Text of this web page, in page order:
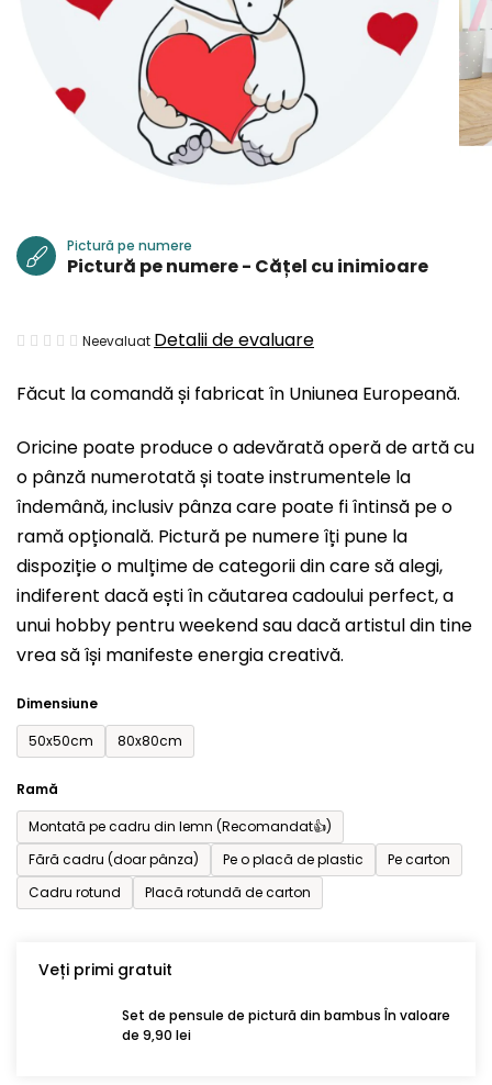
Făcut la comandă și fabricat în Uniunea Europeană.
Oricine poate produce o adevărată operă de artă cu
o pânză numerotată și toate instrumentele la
îndemână, inclusiv pânza care poate fi întinsă pe o
ramă opțională. Pictură pe numere îți pune la
dispoziție o mulțime de categorii din care să alegi,
indiferent dacă ești în căutarea cadoului perfect, a
unui hobby pentru weekend sau dacă artistul din tine
vrea să își manifeste energia creativă.
Dimensiune
50x50cm
80x80cm
Ramă
Montată pe cadru din lemn (Recomandat👍)
Fără cadru (doar pânza)
Pe o placă de plastic
Pe carton
Cadru rotund
Placă rotundă de carton
Veți primi gratuit
Set de pensule de pictură din bambus În valoare
de 9,90 lei
Pictură pe numere
Pictură pe numere - Cățel cu inimioare
Evaluarea
a
este
0,0
din
5
stele.
Neevaluat Detalii de evaluare